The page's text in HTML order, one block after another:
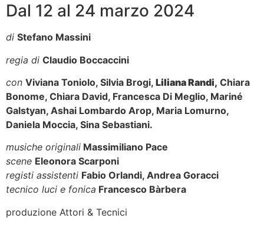
Dal 12 al 24 marzo 2024
di Stefano Massini
regia di Claudio Boccaccini
con Viviana Toniolo, Silvia Brogi, Liliana Randi, Chiara
Bonome, Chiara David, Francesca Di Meglio, Mariné
Galstyan, Ashai Lombardo Arop, Maria Lomurno,
Daniela Moccia, Sina Sebastiani.
musiche originali Massimiliano Pace
scene Eleonora Scarponi
registi assistenti Fabio Orlandi, Andrea Goracci
tecnico luci e fonica Francesco Bàrbera
produzione Attori & Tecnici